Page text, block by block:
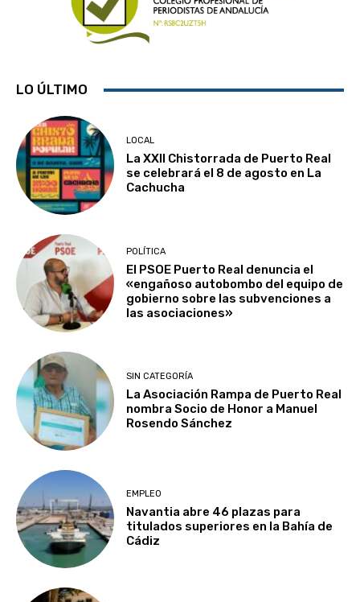
LO ÚLTIMO
LOCAL
La XXII Chistorrada de Puerto Real
se celebrará el 8 de agosto en La
Cachucha
POLÍTICA
El PSOE Puerto Real denuncia el
«engañoso autobombo del equipo de
gobierno sobre las subvenciones a
las asociaciones»
SIN CATEGORÍA
La Asociación Rampa de Puerto Real
nombra Socio de Honor a Manuel
Rosendo Sánchez
EMPLEO
Navantia abre 46 plazas para
titulados superiores en la Bahía de
Cádiz